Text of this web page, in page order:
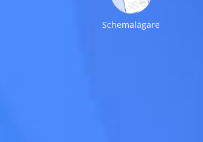
Schemalägare